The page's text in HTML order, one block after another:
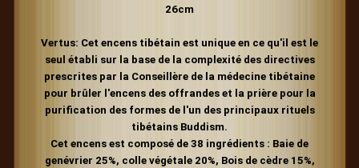
26cm
Vertus: Cet encens tibétain est unique en ce qu'il est le
seul établi sur la base de la complexité des directives
prescrites par la Conseillère de la médecine tibétaine
pour brûler l'encens des offrandes et la prière pour la
purification des formes de l'un des principaux rituels
tibétains Buddism.
Cet encens est composé de 38 ingrédients : Baie de
genévrier 25%, colle végétale 20%, Bois de cèdre 15%,